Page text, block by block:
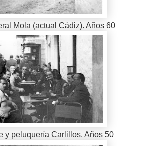
Mola (actual Cádiz). Años 60
y peluquería Carlillos. Años 50